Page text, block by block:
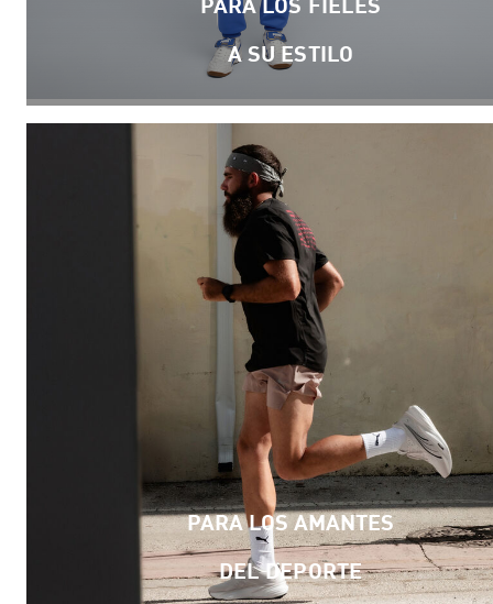
ASU ESTILO
PARA LOS AMANTES
DELDEPORTE